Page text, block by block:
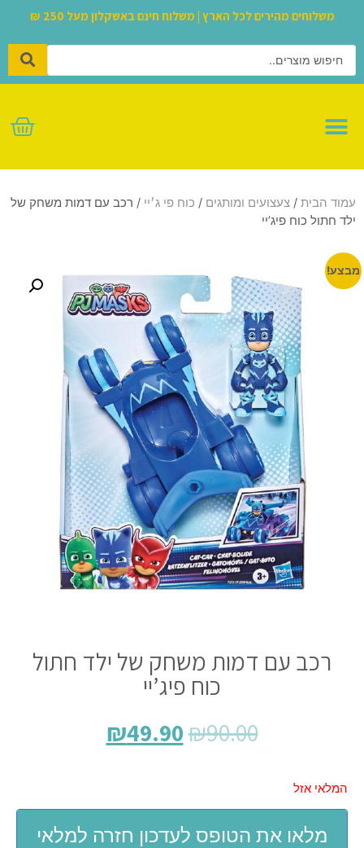
משלוחים מהירים לכל הארץ | משלוח חינם באשקלון מעל 250 ₪
עמוד הבית / צעצועים ומותגים / כוח פי ג׳יי / רכב עם דמות משחק של
ילד חתול כוח פיג’יי
מבצע!
רכב עם דמות משחק של ילד חתול
כוח פיג’יי
₪90.00
₪49.90
המלאי אזל
מלאו את הטופס לעדכון חזרה למלאי